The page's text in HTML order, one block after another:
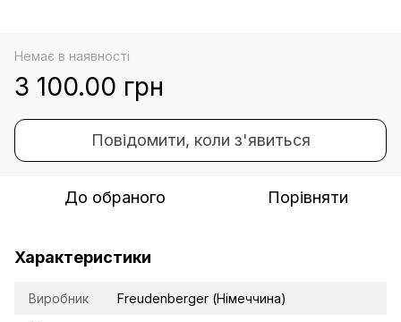
Немає в наявності
3 100.00 грн
Повідомити, коли з'явиться
До обраного Порівняти
Характеристики
Виробник Freudenberger (Німеччина)